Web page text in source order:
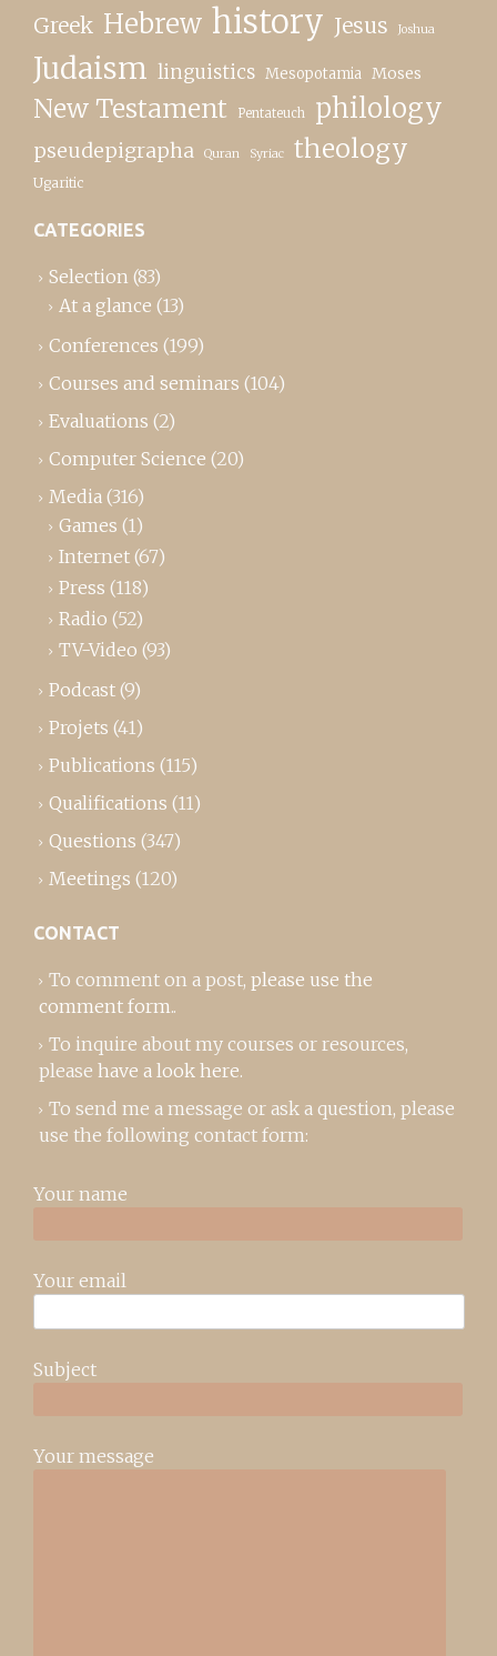
Greek Hebrew history Jesus Joshua
Judaism linguistics Mesopotamia Moses
New Testament Pentateuch philology
pseudepigrapha Quran Syriac theology
Ugaritic
CATEGORIES
Selection (83)
At a glance (13)
Conferences (199)
Courses and seminars (104)
Evaluations (2)
Computer Science (20)
Media (316)
Games (1)
Internet (67)
Press (118)
Radio (52)
TV-Video (93)
Podcast (9)
Projets (41)
Publications (115)
Qualifications (11)
Questions (347)
Meetings (120)
CONTACT
To comment on a post, please use the
comment form..
To inquire about my courses or resources,
please have a look here.
To send me a message or ask a question, please
use the following contact form:
Your name
Your email
Subject
Your message